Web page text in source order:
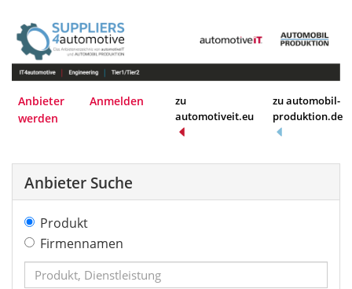
Anbieter
werden
Anmelden
zu
automotiveit.eu
zu automobil-
produktion.de
Anbieter Suche
Produkt
Firmennamen